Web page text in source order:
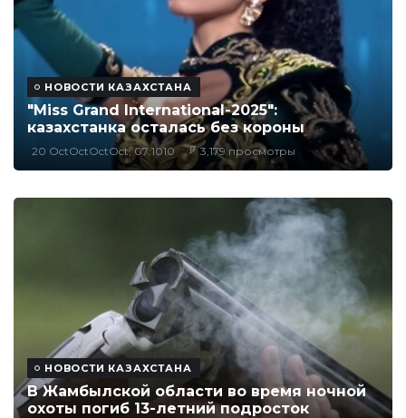
НОВОСТИ КАЗАХСТАНА
"Miss Grand International-2025":
казахстанка осталась без короны
20 OctOctOctOct, 07:1010 3,179 просмотры
НОВОСТИ КАЗАХСТАНА
В Жамбылской области во время ночной
охоты погиб 13-летний подросток